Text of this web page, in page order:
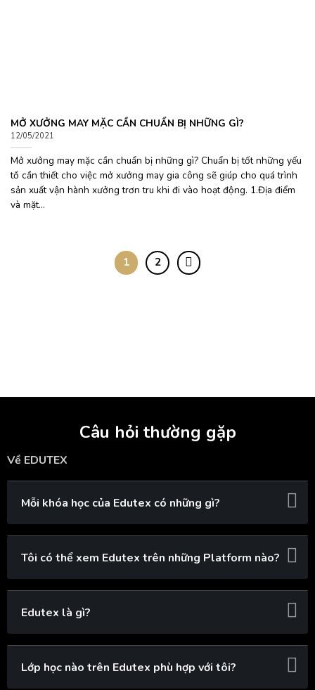
MỞ XƯỞNG MAY MẶC CẦN CHUẨN BỊ NHỮNG GÌ?
12/05/2021
Mở xưởng may mặc cần chuẩn bị những gì? Chuẩn bị tốt những yếu
tố cần thiết cho việc mở xưởng may gia công sẽ giúp cho quá trình
sản xuất vận hành xưởng trơn tru khi đi vào hoạt động. 1.Địa điểm
và mặt...
1 2
Câu hỏi thường gặp
Về EDUTEX
Mỗi khóa học của Edutex có những gì?
Tôi có thể xem Edutex trên những Platform nào?
Edutex là gì?
Lớp học nào trên Edutex phù hợp với tôi?